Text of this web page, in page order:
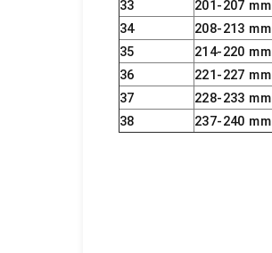
33
201-207 mm
34
208-213 mm
35
214-220 mm
36
221-227 mm
37
228-233 mm
38
237-240 mm